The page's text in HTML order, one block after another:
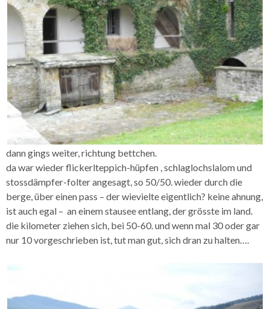
dann gings weiter, richtung bettchen.
da war wieder flickerlteppich-hüpfen , schlaglochslalom und
stossdämpfer-folter angesagt, so 50/50. wieder durch die
berge, über einen pass – der wievielte eigentlich? keine ahnung,
ist auch egal – an einem stausee entlang, der grösste im land.
die kilometer ziehen sich, bei 50-60. und wenn mal 30 oder gar
nur 10 vorgeschrieben ist, tut man gut, sich dran zu halten….